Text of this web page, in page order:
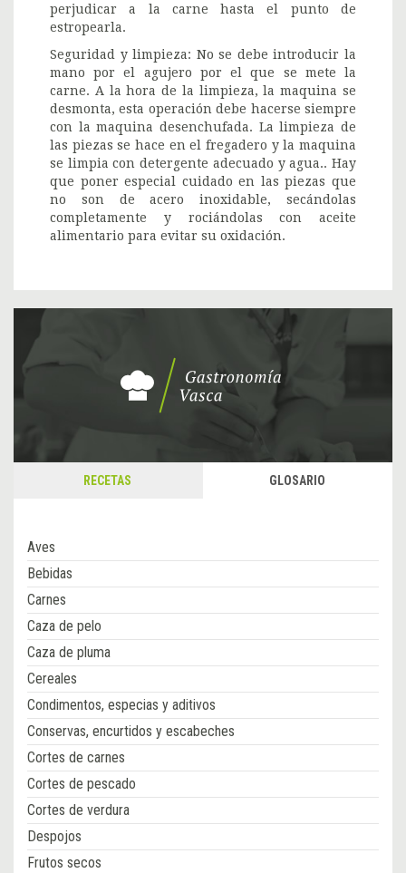
perjudicar a la carne hasta el punto de
estropearla.
Seguridad y limpieza: No se debe introducir la
mano por el agujero por el que se mete la
carne. A la hora de la limpieza, la maquina se
desmonta, esta operación debe hacerse siempre
con la maquina desenchufada. La limpieza de
las piezas se hace en el fregadero y la maquina
se limpia con detergente adecuado y agua.. Hay
que poner especial cuidado en las piezas que
no son de acero inoxidable, secándolas
completamente y rociándolas con aceite
alimentario para evitar su oxidación.
RECETAS GLOSARIO
Aves
Bebidas
Carnes
Caza de pelo
Caza de pluma
Cereales
Condimentos, especias y aditivos
Conservas, encurtidos y escabeches
Cortes de carnes
Cortes de pescado
Cortes de verdura
Despojos
Frutos secos